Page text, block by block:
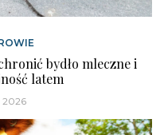
bydło mleczne i
latem
2026